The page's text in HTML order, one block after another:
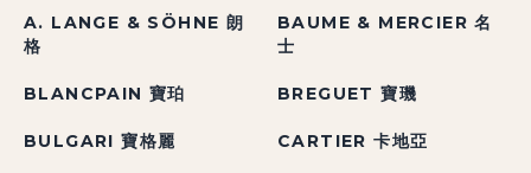
A. LANGE & SÖHNE 朗
格
BAUME & MERCIER 名
士
BLANCPAIN 寶珀 BREGUET 寶璣
BULGARI 寶格麗 CARTIER 卡地亞